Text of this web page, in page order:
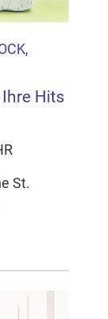
Ihre Hits
St.